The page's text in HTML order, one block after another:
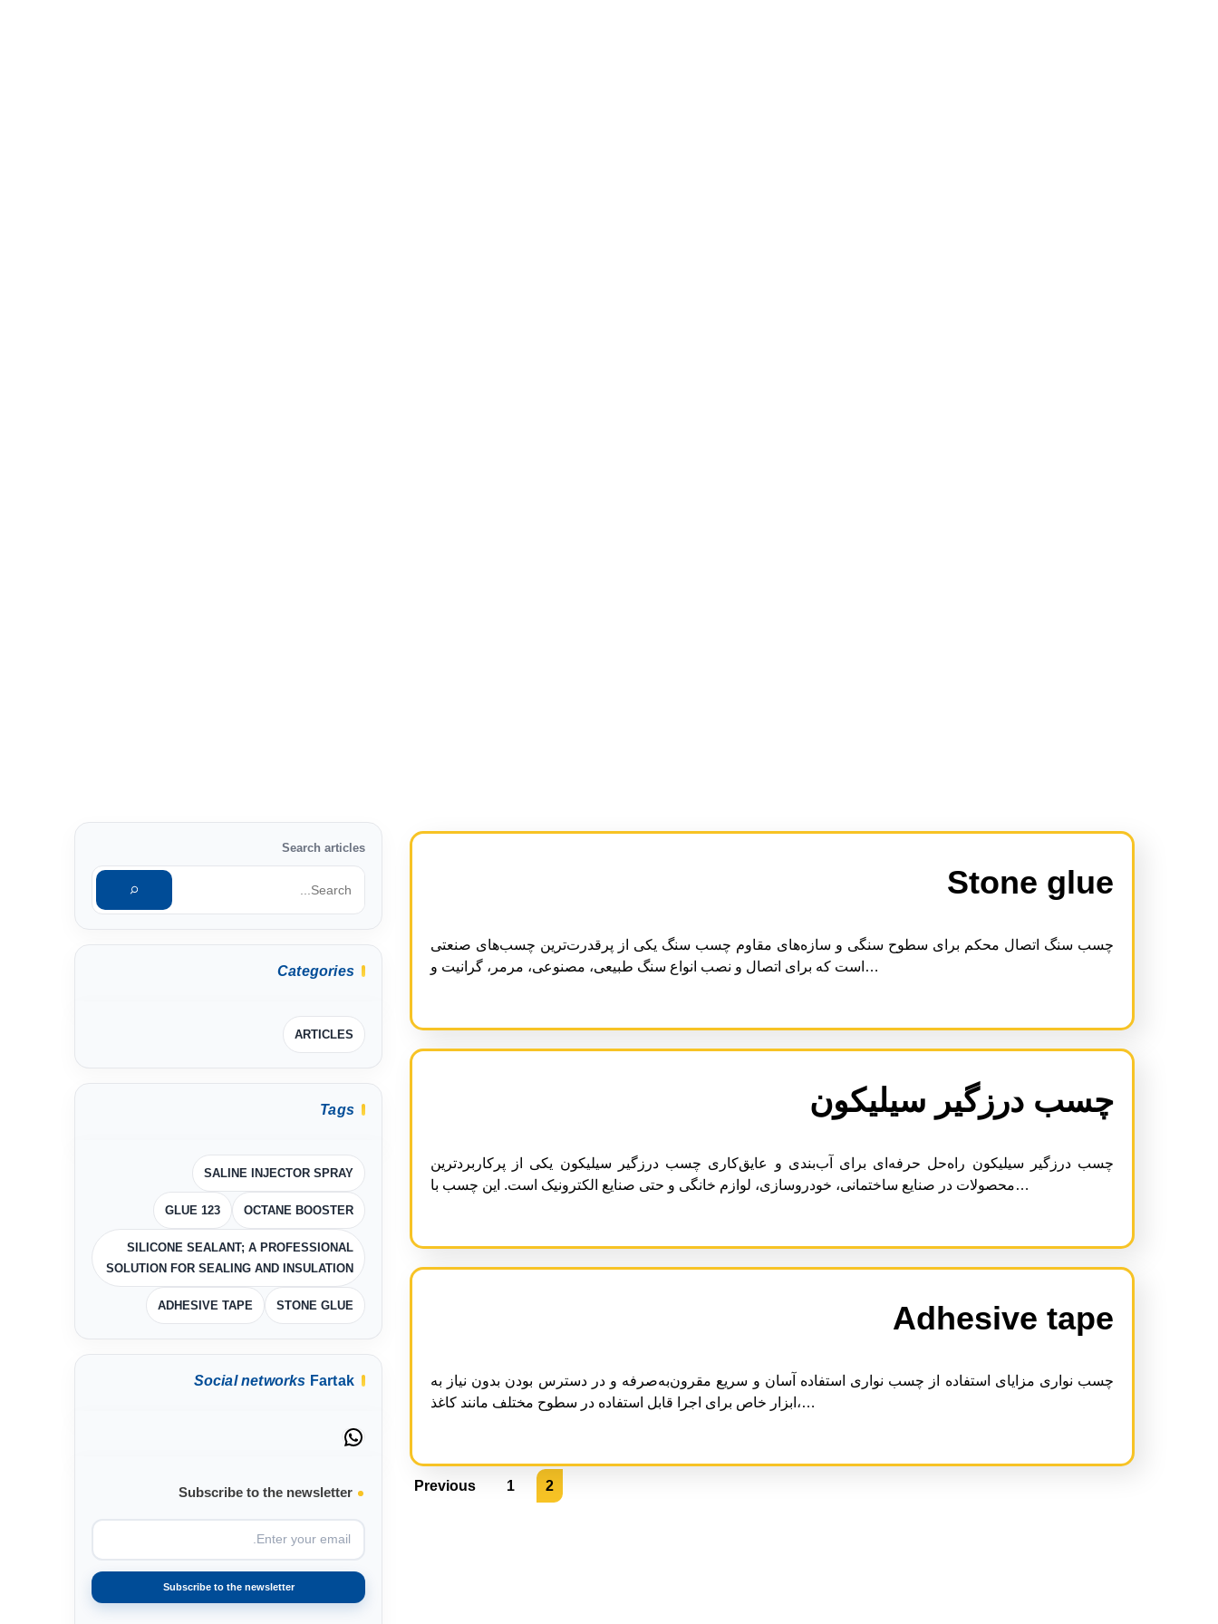
Search articles
Categories
ARTICLES
Tags
SALINE INJECTOR SPRAY
OCTANE BOOSTER
GLUE 123
SILICONE SEALANT; A PROFESSIONAL
SOLUTION FOR SEALING AND INSULATION
STONE GLUE
ADHESIVE TAPE
Social networks Fartak
Subscribe to the newsletter
Subscribe to the newsletter
Stone glue
چسب سنگ اتصال محکم برای سطوح سنگی و سازه‌های مقاوم چسب سنگ یکی از پرقدرت‌ترین چسب‌های صنعتی
است که برای اتصال و نصب انواع سنگ طبیعی، مصنوعی، مرمر، گرانیت و…
چسب درزگیر سیلیکون
چسب درزگیر سیلیکون راه‌حل حرفه‌ای برای آب‌بندی و عایق‌کاری چسب درزگیر سیلیکون یکی از پرکاربردترین
محصولات در صنایع ساختمانی، خودروسازی، لوازم خانگی و حتی صنایع الکترونیک است. این چسب با…
Adhesive tape
چسب نواری مزایای استفاده از چسب نواری استفاده آسان و سریع مقرون‌به‌صرفه و در دسترس بودن بدون نیاز به
ابزار خاص برای اجرا قابل استفاده در سطوح مختلف مانند کاغذ،…
Previous 1 2